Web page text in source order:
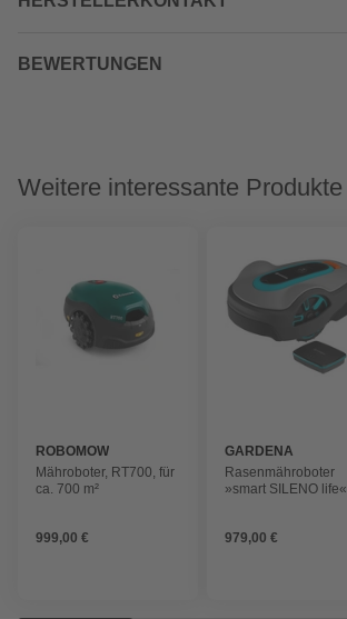
BEWERTUNGEN
Weitere interessante Produkte
ROBOMOW
Mähroboter, RT700, für
ca. 700 m²
999,00 €
GARDENA
Rasenmähroboter
»smart SILENO life«,
979,00 €